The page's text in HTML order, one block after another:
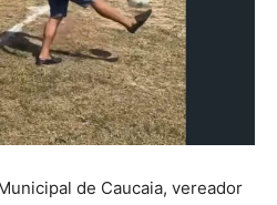
de Caucaia, vereador